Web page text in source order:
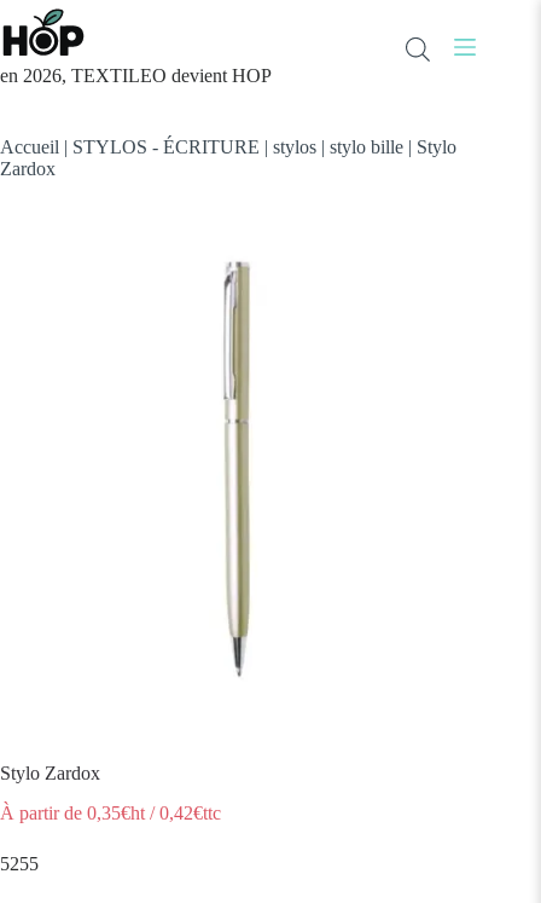
Passer
au
contenu
en 2026, TEXTILEO devient HOP
Accueil | STYLOS - ÉCRITURE | stylos | stylo bille | Stylo
Zardox
Stylo Zardox
À partir de 0,35€ht /0,42€ttc
5255